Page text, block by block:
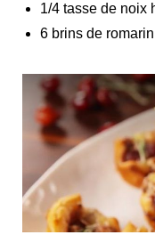
1/4 tasse de noix
6 brins de